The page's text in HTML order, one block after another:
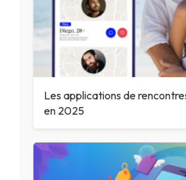
Les applications de
en 2025